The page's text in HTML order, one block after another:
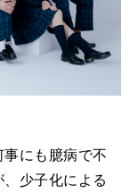
にも臆病で不
少子化による